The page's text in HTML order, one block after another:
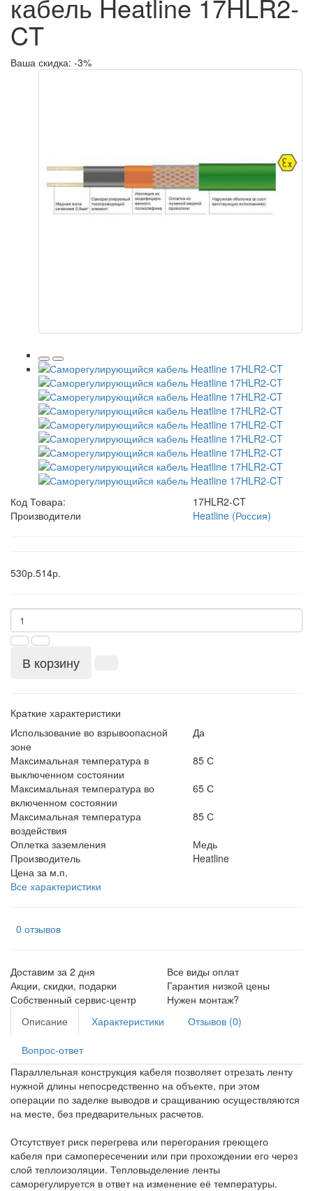
кабель Heatline 17HLR2-
CT
Ваша скидка: -3%
Код Товара:
17HLR2-CT
Производители
Heatline (Россия)
530р.514р.
В корзину
Краткие характеристики
Использование во взрывоопасной
зоне
Да
Максимальная температура в
выключенном состоянии
85 С
Максимальная температура во
включенном состоянии
65 С
Максимальная температура
воздействия
85 С
Оплетка заземления
Медь
Производитель
Heatline
Цена за м.п.
Все характеристики
0 отзывов
Доставим за 2 дня
Все виды оплат
Акции, скидки, подарки
Гарантия низкой цены
Собственный сервис-центр
Нужен монтаж?
Описание
Характеристики Отзывов (0)
Вопрос-ответ
Параллельная конструкция кабеля позволяет отрезать ленту
нужной длины непосредственно на объекте, при этом
операции по заделке выводов и сращиванию осуществляются
на месте, без предварительных расчетов.
Отсутствует риск перегрева или перегорания греющего
кабеля при самопересечении или при прохождении его через
слой теплоизоляции. Тепловыделение ленты
саморегулируется в ответ на изменение её температуры.